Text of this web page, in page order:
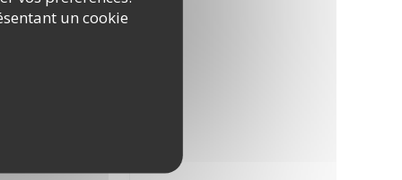
un cookie